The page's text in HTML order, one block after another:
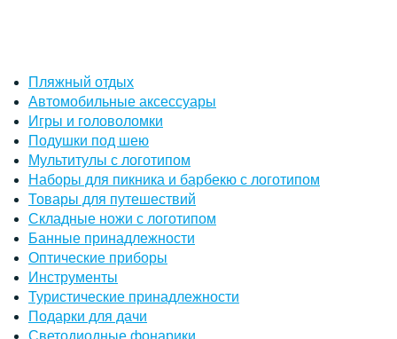
Пляжный отдых
Автомобильные аксессуары
Игры и головоломки
Подушки под шею
Мультитулы с логотипом
Наборы для пикника и барбекю с логотипом
Товары для путешествий
Складные ножи с логотипом
Банные принадлежности
Оптические приборы
Инструменты
Туристические принадлежности
Подарки для дачи
Светодиодные фонарики